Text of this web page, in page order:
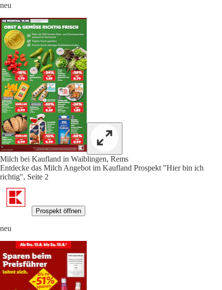
neu
Milch bei Kaufland in Waiblingen, Rems
Entdecke das Milch Angebot im Kaufland Prospekt "Hier bin ich
richtig", Seite 2
Prospekt öffnen
neu